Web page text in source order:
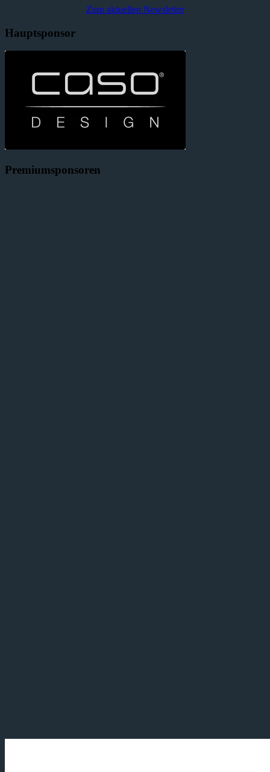
Zum aktuellen Newsletter
Hauptsponsor
Premiumsponsoren